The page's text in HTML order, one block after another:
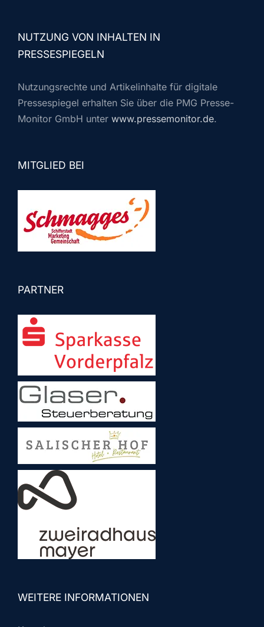
NUTZUNG VON INHALTEN IN
PRESSESPIEGELN
Nutzungsrechte und Artikelinhalte für digitale
Pressespiegel erhalten Sie über die PMG Presse-
Monitor GmbH unter www.pressemonitor.de.
MITGLIED BEI
PARTNER
WEITERE INFORMATIONEN